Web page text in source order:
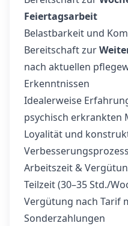
Feiertagsarbeit
Belastbarkeit und
Bereitschaft zur
nach aktuellen
Erkenntnissen
Idealerweise
psychisch erkrankten
Loyalität und
Arbeitszeit &
Teilzeit (30–35 Std./
Vergütung nach Tarif
Sonderzahlungen